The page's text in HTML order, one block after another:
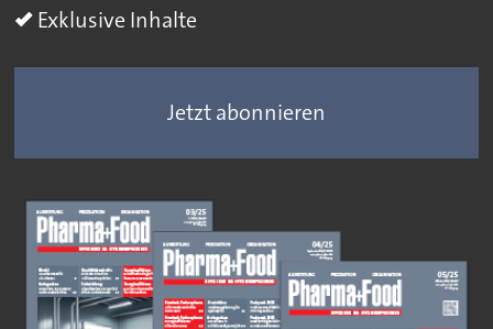
Exklusive Inhalte
Jetzt abonnieren